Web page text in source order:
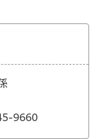
9660